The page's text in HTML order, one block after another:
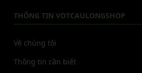
THÔNG TIN VOTCAULONGSHOP
Về chúng tôi
Thông tin cần biết